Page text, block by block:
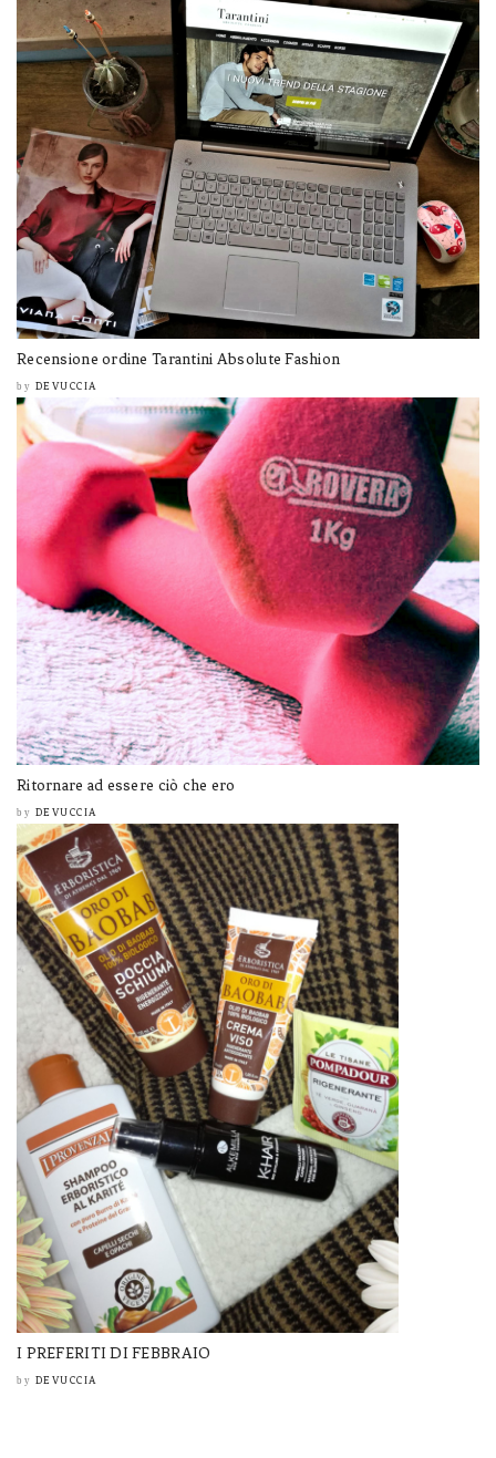
Recensione ordine Tarantini Absolute Fashion
by DEVUCCIA
Ritornare ad essere ciò che ero
by DEVUCCIA
I PREFERITI DI FEBBRAIO
by DEVUCCIA